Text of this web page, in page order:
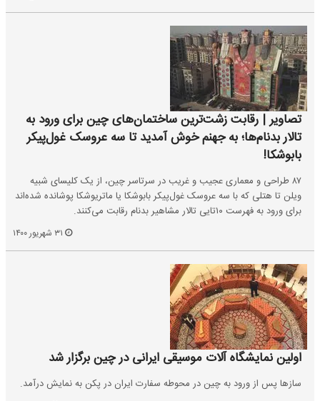
تصاویر | رقابت زشت‌ترین ساختمان‌های چین برای ورود به
تالار بدنام‌ها؛ به جهنم خوش آمدید تا سه عروسک غول‌پیکر
بابوشکا!
۸۷ طراحی و معماری عجیب و غریب در سرتاسر چین، از یک کلیسای شبیه
ویلن تا هتلی که با سه عروسک غول‌پیکر بابوشکا یا ماتریوشکا پوشانده شده‌اند
برای ورود به فهرست ۱۰تایی تالار مشاهیر بدنام رقابت می‌کنند.
اولین نمایشگاه آلات موسیقی ایرانی در چین برگزار شد
سازها پس از ورود به چین در محوطه سفارت ایران در پکن به نمایش درآمد.